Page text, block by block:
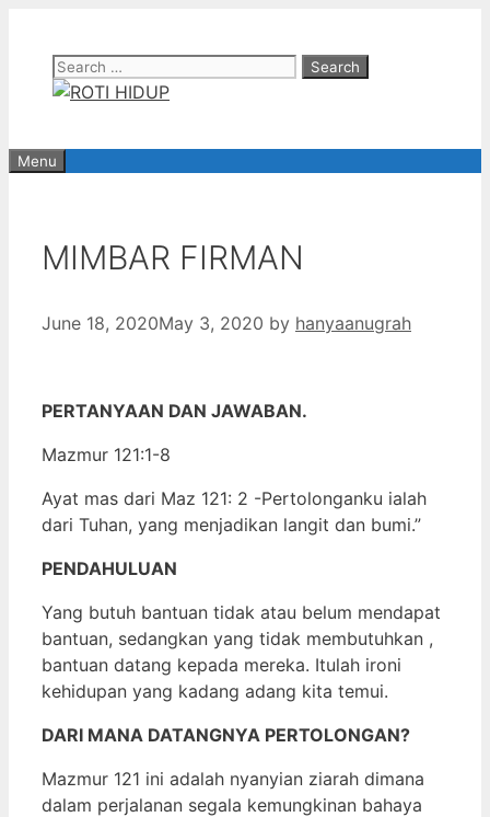
contentSearch
for:
Menu
MIMBAR FIRMAN
June 18, 2020May 3, 2020 by hanyaanugrah
PERTANYAAN DAN JAWABAN.
Mazmur 121:1-8
Ayat mas dari Maz 121: 2 -Pertolonganku ialah
dari Tuhan, yang menjadikan langit dan bumi.”
PENDAHULUAN
Yang butuh bantuan tidak atau belum mendapat
bantuan, sedangkan yang tidak membutuhkan ,
bantuan datang kepada mereka. Itulah ironi
kehidupan yang kadang adang kita temui.
DARI MANA DATANGNYA PERTOLONGAN?
Mazmur 121 ini adalah nyanyian ziarah dimana
dalam perjalanan segala kemungkinan bahaya